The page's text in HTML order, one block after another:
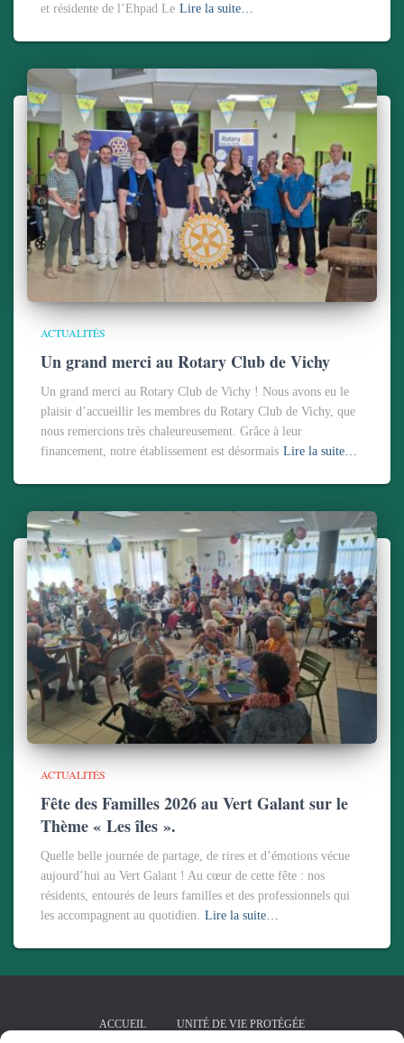
et résidente de l’Ehpad Le Lire la suite…
ACTUALITÉS
Un grand merci au Rotary Club de Vichy
Un grand merci au Rotary Club de Vichy ! Nous avons eu le
plaisir d’accueillir les membres du Rotary Club de Vichy, que
nous remercions très chaleureusement. Grâce à leur
financement, notre établissement est désormais Lire la suite…
ACTUALITÉS
Fête des Familles 2026 au Vert Galant sur le
Thème « Les îles ».
Quelle belle journée de partage, de rires et d’émotions vécue
aujourd’hui au Vert Galant ! Au cœur de cette fête : nos
résidents, entourés de leurs familles et des professionnels qui
les accompagnent au quotidien. Lire la suite…
ACCUEIL UNITÉ DE VIE PROTÉGÉE